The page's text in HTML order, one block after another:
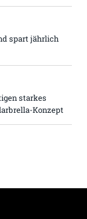
spart jährlich
starkes
Konzept